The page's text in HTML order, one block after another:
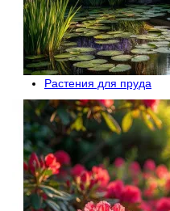
Растения для пруда